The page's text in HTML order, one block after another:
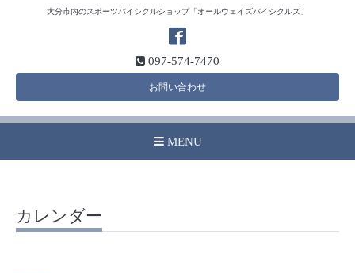
大分市内のスポーツバイシクルショップ「オールウェイズバイシクルズ」
097-574-7470
お問い合わせ
MENU
カレンダー